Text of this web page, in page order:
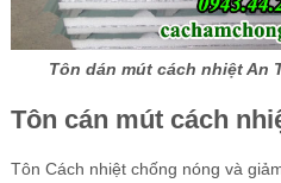
Tôn dán mút cách nhiệt An
Tôn cán mút cách
Tôn Cách nhiệt chống nóng và